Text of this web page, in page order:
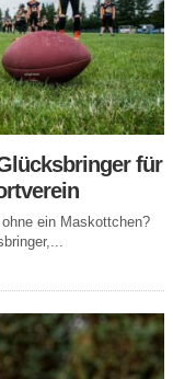
für
ein Maskottchen?